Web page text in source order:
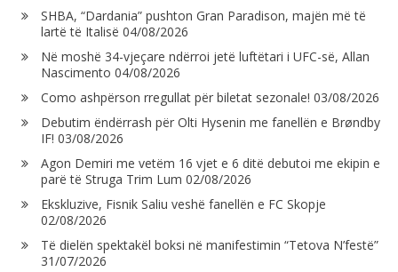
SHBA, “Dardania” pushton Gran Paradison, majën më të
lartë të Italisë 04/08/2026
Në moshë 34-vjeçare ndërroi jetë luftëtari i UFC-së, Allan
Nascimento 04/08/2026
Como ashpërson rregullat për biletat sezonale! 03/08/2026
Debutim ëndërrash për Olti Hysenin me fanellën e Brøndby
IF! 03/08/2026
Agon Demiri me vetëm 16 vjet e 6 ditë debutoi me ekipin e
parë të Struga Trim Lum 02/08/2026
Ekskluzive, Fisnik Saliu veshë fanellën e FC Skopje
02/08/2026
Të dielën spektakël boksi në manifestimin “Tetova N’festë”
31/07/2026